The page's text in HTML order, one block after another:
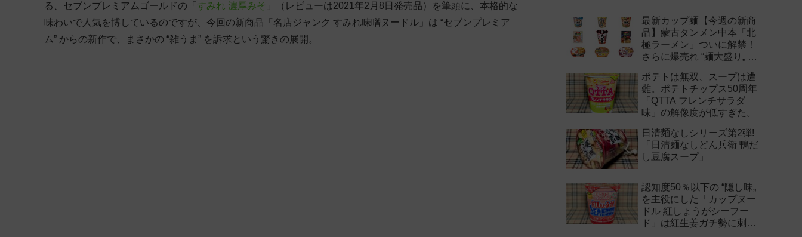
る、セブンプレミアムゴールドの「 すみれ 濃厚みそ 」（レビューは2021年2月8日発売品）を筆頭に、本格的な
味わいで人気を博しているのですが、今回の新商品「名店ジャンク すみれ味噌ヌードル」は “セブンプレミア
ム” からの新作で、まさかの “雑うま” を訴求という驚きの展開。
最新カップ麺【今週の新商
品】蒙古タンメン中本「北
極ラーメン」ついに解禁！
さらに爆売れ “麺大盛り„ シ
作まとめ！
ポテトは無双、スープは遭
難。ポテトチップス50周年
「QTTA フレンチサラダ
味」の解像度が低すぎた。
日清麺なしシリーズ第2弾!
「日清麺なしどん兵衛 鴨だ
し豆腐スープ」
認知度50％以下の “隠し味„
を主役にした「カップヌー
ドル 紅しょうがシーフー
ド」は紅生姜ガチ勢に刺さ